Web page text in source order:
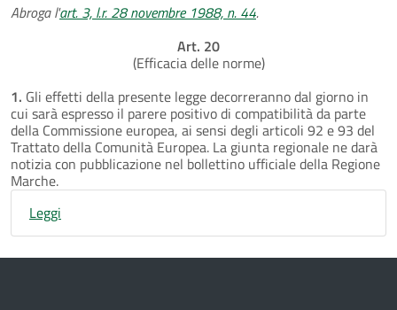
Abroga l'art. 3, l.r. 28 novembre 1988, n. 44.
Art. 20
(Efficacia delle norme)
1. Gli effetti della presente legge decorreranno dal giorno in
cui sarà espresso il parere positivo di compatibilità da parte
della Commissione europea, ai sensi degli articoli 92 e 93 del
Trattato della Comunità Europea. La giunta regionale ne darà
notizia con pubblicazione nel bollettino ufficiale della Regione
Marche.
Leggi